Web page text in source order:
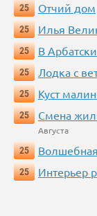
25
Отчий дом
25
Илья
25
В
25
Лодка с
25
Куст
25
Смена
Августа
25
25
Интерьер